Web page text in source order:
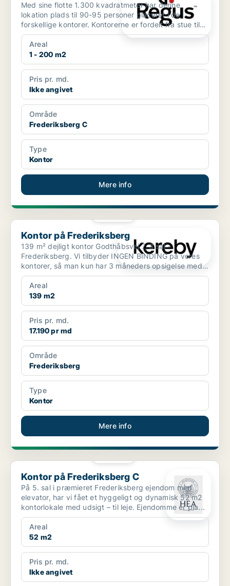
Med sine flotte 1.300 kvadratmeter har denne
lokation plads til 90-95 personer placeret i de
forskellige kontorer. Kontorerne er fordelt fra stue til
3.sal, ...
Areal
1 - 200 m2
Pris pr. md.
Ikke angivet
Område
Frederiksberg C
Type
Kontor
Mere info
Kontor på Frederiksberg
Kontor på Frederiksberg
139 m² dejligt kontor Godthåbsvej 7, 3 sal -
Frederiksberg. Vi tilbyder INGEN BINDING på vores
kontorer, så man kun har 3 måneders opsigelse med
mindre man...
Areal
139 m2
Pris pr. md.
17.190 pr md
Område
Frederiksberg
Type
Kontor
Mere info
Kontor på Frederiksberg C
Kontor på Frederiksberg C
På 5. sal i præmieret Frederiksberg ejendom med
elevator, har vi fået et hyggeligt og dynamisk 52 m2
kontorlokale med udsigt – til leje. Ejendomme er pla...
Areal
52 m2
Pris pr. md.
Ikke angivet